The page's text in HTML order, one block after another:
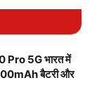
5G भारत में
बैटरी और